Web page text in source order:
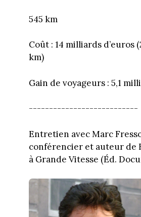
545 km
Coût : 14 milliards d’euros
km)
Gain de voyageurs : 5,1
---------------------------
Entretien avec Marc
conférencier et auteur de
à Grande Vitesse (Éd.